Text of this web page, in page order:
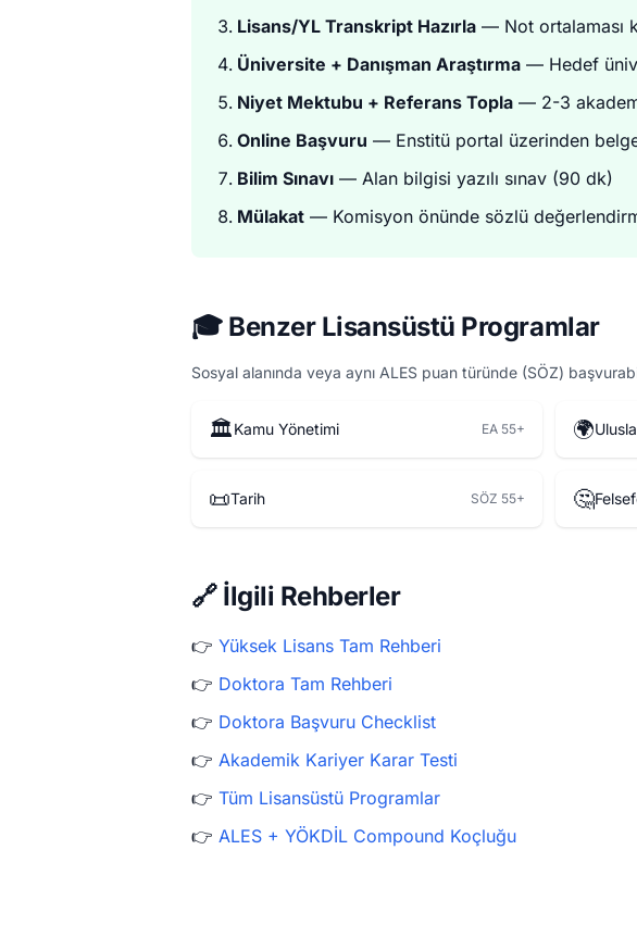
Lisans/YL Transkript Hazırla — Not ortalaması
Üniversite + Danışman Araştırma — Hedef
Niyet Mektubu + Referans Topla — 2-3
Online Başvuru — Enstitü portal üzerinden
Bilim Sınavı — Alan bilgisi yazılı sınav (90 dk)
Mülakat — Komisyon önünde sözlü
🎓 Benzer Lisansüstü Programlar
Sosyal alanında veya aynı ALES puan türünde (SÖZ)
🏛️Kamu Yönetimi EA 55+ 🌍
📜Tarih SÖZ 55+ 🤔
🔗 İlgili Rehberler
👉 Yüksek Lisans Tam Rehberi
👉 Doktora Tam Rehberi
👉 Doktora Başvuru Checklist
👉 Akademik Kariyer Karar Testi
👉 Tüm Lisansüstü Programlar
👉 ALES + YÖKDİL Compound Koçluğu